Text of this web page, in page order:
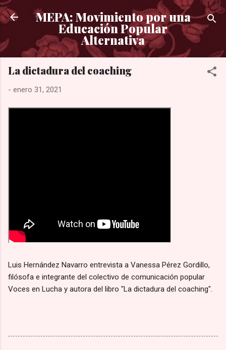
Ir al contenido principal
MEPA: Movimiento por una
Educación Popular
Alternativa
La dictadura del coaching
- enero 31, 2021
Luis Hernández Navarro entrevista a Vanessa Pérez Gordillo,
filósofa e integrante del colectivo de comunicación popular
Voces en Lucha y autora del libro "La dictadura del coaching".